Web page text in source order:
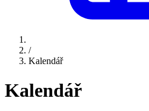
/
Kalendář
Kalendář